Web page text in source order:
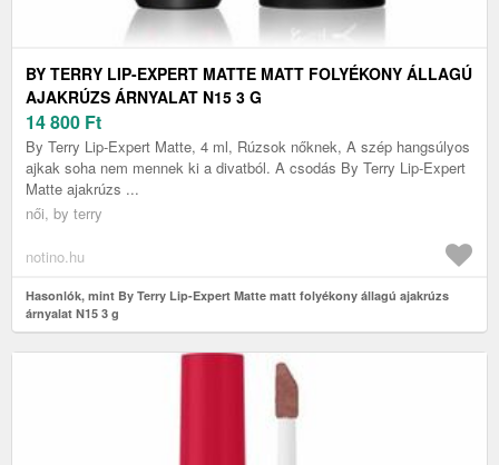
BY TERRY LIP-EXPERT MATTE MATT FOLYÉKONY ÁLLAGÚ
AJAKRÚZS ÁRNYALAT N15 3 G
14 800 Ft
By Terry Lip-Expert Matte, 4 ml, Rúzsok nőknek, A szép hangsúlyos
ajkak soha nem mennek ki a divatból. A csodás By Terry Lip-Expert
Matte ajakrúzs ...
női, by terry
notino.hu
Hasonlók, mint By Terry Lip-Expert Matte matt folyékony állagú ajakrúzs
árnyalat N15 3 g